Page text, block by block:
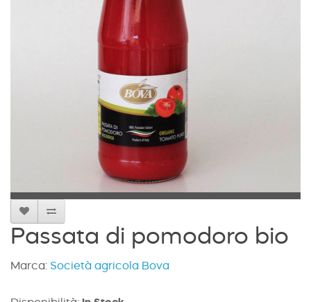
Passata di pomodoro bio
Marca: Società agricola Bova